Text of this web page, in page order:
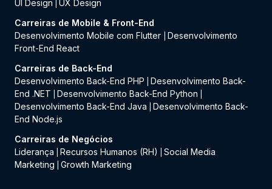
UI Design
UX Design
Carreiras de Mobile & Front-End
Desenvolvimento Mobile com Flutter
Desenvolvimento
Front-End React
Carreiras de Back-End
Desenvolvimento Back-End PHP
Desenvolvimento Back-
End .NET
Desenvolvimento Back-End Python
Desenvolvimento Back-End Java
Desenvolvimento Back-
End Node.js
Carreiras de Negócios
Liderança
Recursos Humanos (RH)
Social Media
Marketing
Growth Marketing